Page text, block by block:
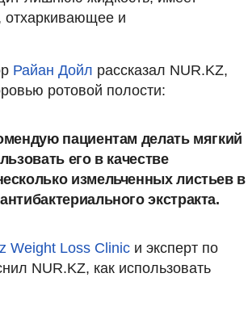
отхаркивающее и
Райан Дойл рассказал NUR.KZ,
ротовой полости:
пациентам делать мягкий
его в качестве
измельченных листьев в
экстракта.
Weight Loss Clinic и эксперт по
NUR.KZ, как использовать